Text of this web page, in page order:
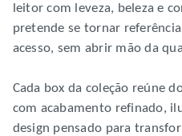
leitor com leveza, beleza e
pretende se tornar
acesso, sem abrir mão da
Cada box da coleção reúne
com acabamento refinado,
design pensado para